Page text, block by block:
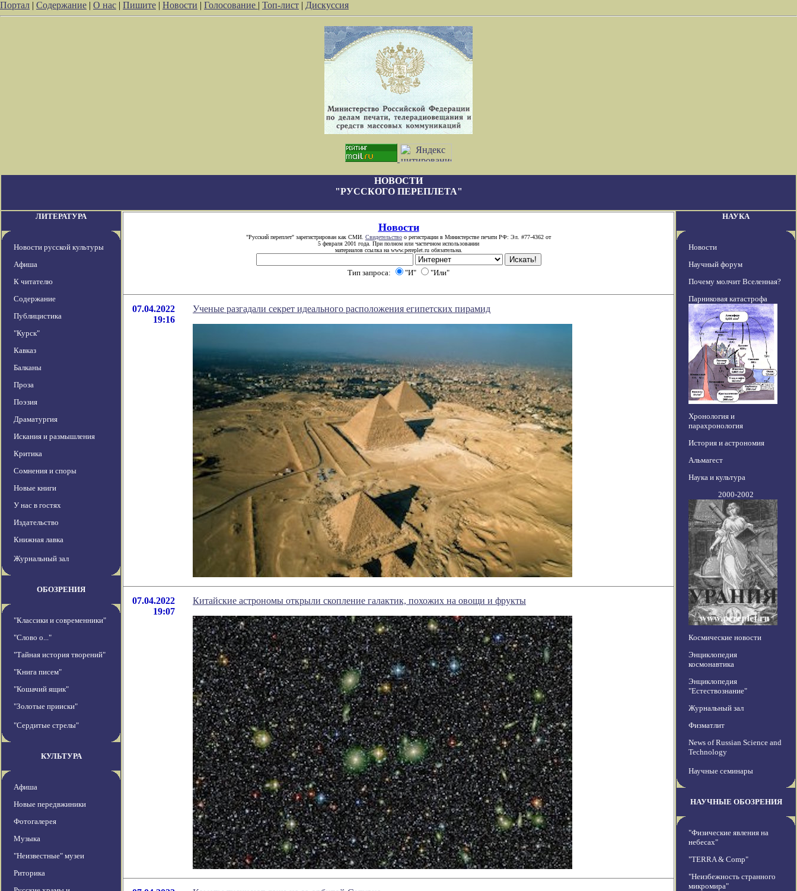
Портал | Содержание | О нас | Пишите | Новости | Голосование | Топ-лист | Дискуссия
НОВОСТИ
"РУССКОГО ПЕРЕПЛЕТА"
ЛИТЕРАТУРА
Новости русской культуры
Афиша
К читателю
Содержание
Публицистика
"Курск"
Кавказ
Балканы
Проза
Поэзия
Драматургия
Искания и размышления
Критика
Сомнения и споры
Новые книги
У нас в гостях
Издательство
Книжная лавка
Журнальный зал
ОБОЗРЕНИЯ
"Классики и современники"
"Слово о..."
"Тайная история творений"
"Книга писем"
"Кошачий ящик"
"Золотые прииски"
"Сердитые стрелы"
КУЛЬТУРА
Афиша
Новые передвжиники
Фотогалерея
Музыка
"Неизвестные" музеи
Риторика
Новости
"Русский переплет" зарегистрирован как СМИ. Свидетельство о регистрации в Министерстве печати РФ: Эл. #77-4362 от
5 февраля 2001 года. При полном или частичном использовании
материалов ссылка на www.pereplet.ru обязательна.
Тип запроса: "И" "Или"
07.04.2022
19:16
Ученые разгадали секрет идеального расположения египетских пирамид
07.04.2022
19:07
Китайские астрономы открыли скопление галактик, похожих на овощи и фрукты
НАУКА
Новости
Научный форум
Почему молчит Вселенная?
Парниковая катастрофа
Хронология и
парахронология
История и астрономия
Альмагест
Наука и культура
2000-2002
Космические новости
Энциклопедия
космонавтика
Энциклопедия
"Естествознание"
Журнальный зал
Физматлит
News of Russian Science and
Technology
Научные семинары
НАУЧНЫЕ ОБОЗРЕНИЯ
"Физические явления на
небесах"
"TERRA & Comp"
"Неизбежность странного
микромира"